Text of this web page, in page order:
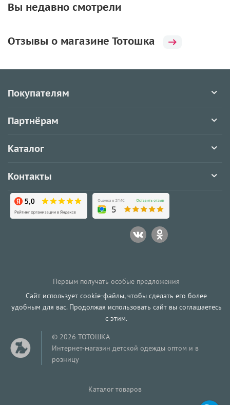
Вы недавно смотрели
Отзывы о магазине Тотошка
Покупателям
Партнёрам
Каталог
Контакты
Первым получать особые предложения
Сайт использует cookie-файлы, чтобы сделать его более
удобным для вас. Продолжая использовать сайт вы соглашаетесь
с этим.
© 2026 ТОТОШКА
Интернет-магазин детской одежды оптом и в
розницу
Каталог товаров